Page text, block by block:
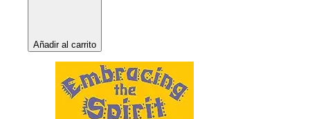
Añadir al carrito